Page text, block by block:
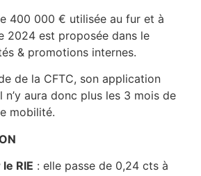
400 000 € utilisée au fur et à
2024 est proposée dans le
& promotions internes.
de la CFTC, son application
n’y aura donc plus les 3 mois de
mobilité.
RIE : elle passe de 0,24 cts à